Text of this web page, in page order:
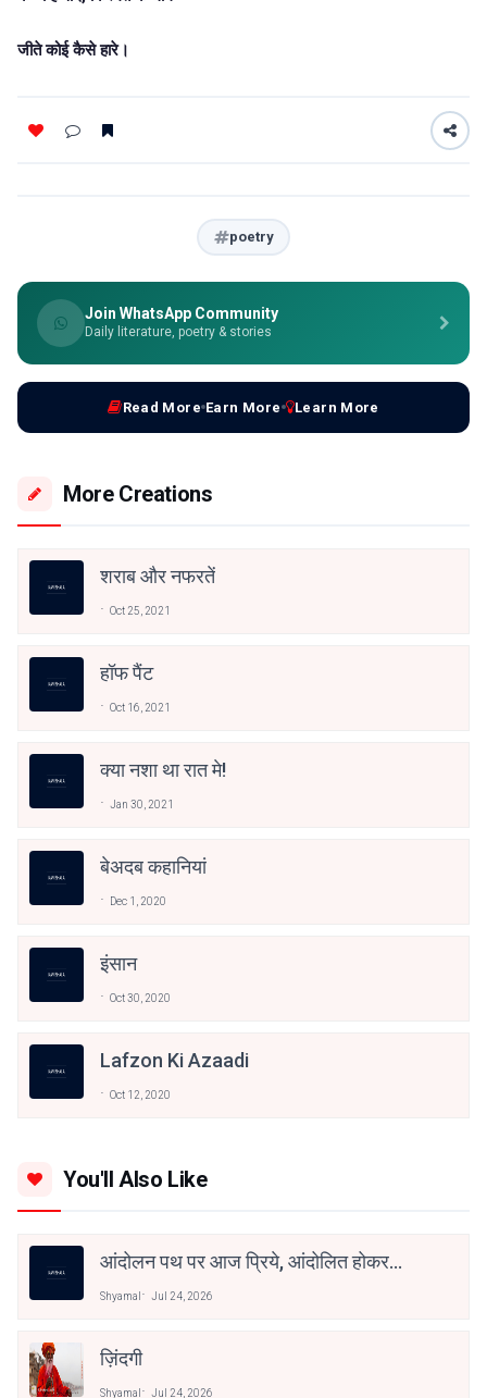
जीते कोई कैसे हारे।
poetry
Join WhatsApp Community
Daily literature, poetry & stories
Read More Earn More Learn More
More Creations
शराब और नफरतें
Oct 25, 2021
हॉफ पैंट
Oct 16, 2021
क्या नशा था रात मे!
Jan 30, 2021
बेअदब कहानियां
Dec 1, 2020
इंसान
Oct 30, 2020
Lafzon Ki Azaadi
Oct 12, 2020
You'll Also Like
आंदोलन पथ पर आज प्रिये, आंदोलित होकर
Shyamal Jul 24, 2026
ज़िंदगी
Shyamal Jul 24, 2026